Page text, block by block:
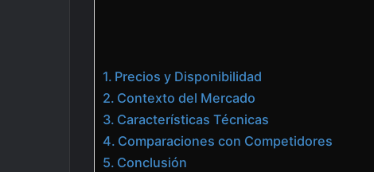
Precios y Disponibilidad
Contexto del Mercado
Características Técnicas
Comparaciones con Competidores
Conclusión